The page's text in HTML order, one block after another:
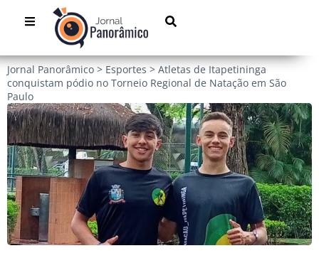
Jornal Panorâmico > Esportes > Atletas de Itapetininga
conquistam pódio no Torneio Regional de Natação em São
Paulo